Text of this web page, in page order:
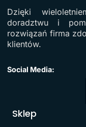
Dzięki
doradztwu i
rozwiązań firma
klientów.
Social Media:
Sklep